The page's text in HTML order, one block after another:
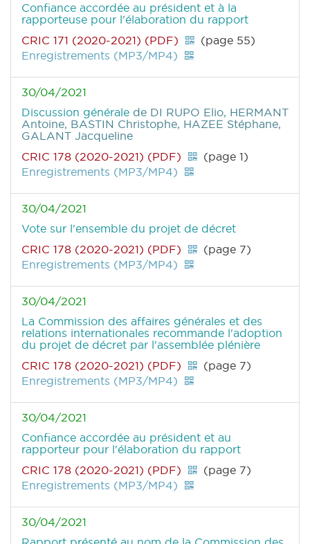
Confiance accordée au président et à la
rapporteuse pour l'élaboration du rapport
CRIC 171 (2020-2021) (PDF)
(page 55)
Enregistrements (MP3/MP4)
30/04/2021
Discussion générale de DI RUPO Elio, HERMANT
Antoine, BASTIN Christophe, HAZEE Stéphane,
GALANT Jacqueline
CRIC 178 (2020-2021) (PDF)
(page 1)
Enregistrements (MP3/MP4)
30/04/2021
Vote sur l'ensemble du projet de décret
CRIC 178 (2020-2021) (PDF)
(page 7)
Enregistrements (MP3/MP4)
30/04/2021
La Commission des affaires générales et des
relations internationales recommande l'adoption
du projet de décret par l'assemblée plénière
CRIC 178 (2020-2021) (PDF)
(page 7)
Enregistrements (MP3/MP4)
30/04/2021
Confiance accordée au président et au
rapporteur pour l'élaboration du rapport
CRIC 178 (2020-2021) (PDF)
(page 7)
Enregistrements (MP3/MP4)
30/04/2021